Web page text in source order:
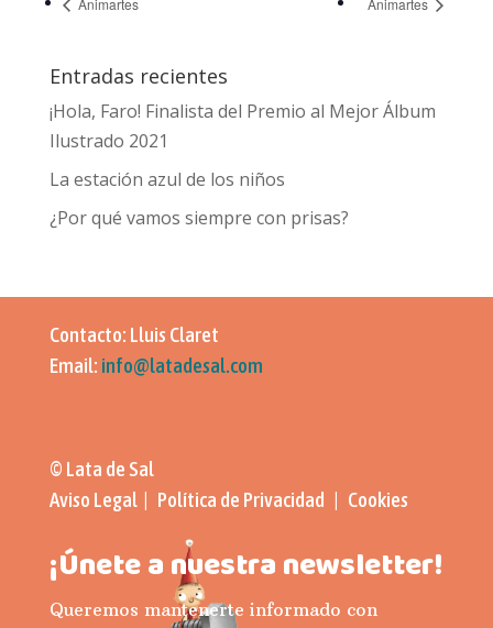
Entradas recientes
¡Hola, Faro! Finalista del Premio al Mejor Álbum
Ilustrado 2021
La estación azul de los niños
¿Por qué vamos siempre con prisas?
Contacto: Lluis Claret
Email: info@latadesal.com
© Lata de Sal
Aviso Legal | Política de Privacidad | Cookies
¡Únete a nuestra newsletter!
Queremos mantenerte informado con